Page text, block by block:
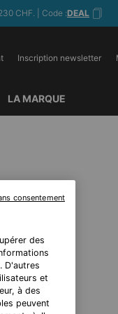
CHF. | Code :DEAL
Inscription newsletter
LA MARQUE
SELLER
des
D'autres
et
à des
peuvent
consentement